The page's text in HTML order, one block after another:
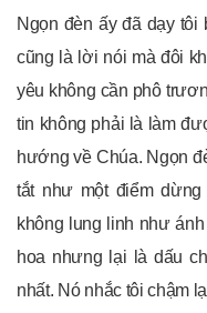
Ngọn đèn ấy đã dạy tôi
cũng là lời nói mà đôi
yêu không cần phô
tin không phải là làm
hướng về Chúa. Ngọn
tắt như một điểm
không lung linh như
hoa nhưng lại là dấu
nhất. Nó nhắc tôi chậm